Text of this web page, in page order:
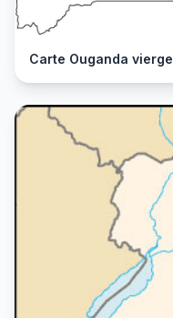
Carte Ouganda vierge